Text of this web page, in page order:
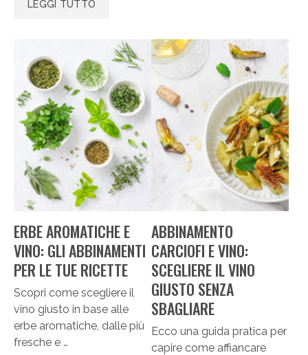
LEGGI TUTTO
ERBE AROMATICHE E
VINO: GLI ABBINAMENTI
PER LE TUE RICETTE
Scopri come scegliere il
vino giusto in base alle
erbe aromatiche, dalle più
fresche e …
ABBINAMENTO
CARCIOFI E VINO:
SCEGLIERE IL VINO
GIUSTO SENZA
SBAGLIARE
Ecco una guida pratica per
capire come affiancare